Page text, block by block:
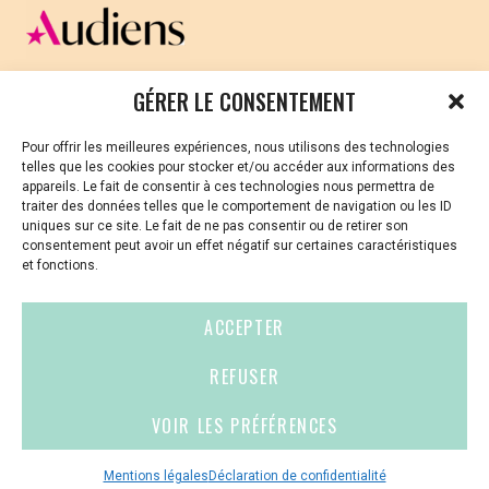
GÉRER LE CONSENTEMENT
Pour offrir les meilleures expériences, nous utilisons des technologies
telles que les cookies pour stocker et/ou accéder aux informations des
appareils. Le fait de consentir à ces technologies nous permettra de
traiter des données telles que le comportement de navigation ou les ID
uniques sur ce site. Le fait de ne pas consentir ou de retirer son
consentement peut avoir un effet négatif sur certaines caractéristiques
et fonctions.
ACCEPTER
REFUSER
VOIR LES PRÉFÉRENCES
Mentions légales Déclaration de confidentialité
repas et spectacles en formule cabaret, soirée DJ,
atelier d’écriture à la maison Louis Guilloux
Winter présentée par l’association GwinZegal…
Horaires et programme complet à retrouver
: https://filmsenbretagne.org/wp-
content/uploads/2017/03/Programme-2017-
Panoramic.pdf
CELLULE D’ÉCOUTE ET DE SOUTIEN PSYCHOLOGIQUE ET
Vous avez été témoin ou vous êtes victime de VSS ? Ou
vous êtes référent·es harcèlement en besoin de soutien
ou d’informations ?
01 87 20 30 90
violences-sexuelles-culture@audiens.org
Espace
presse
Mentions
légales